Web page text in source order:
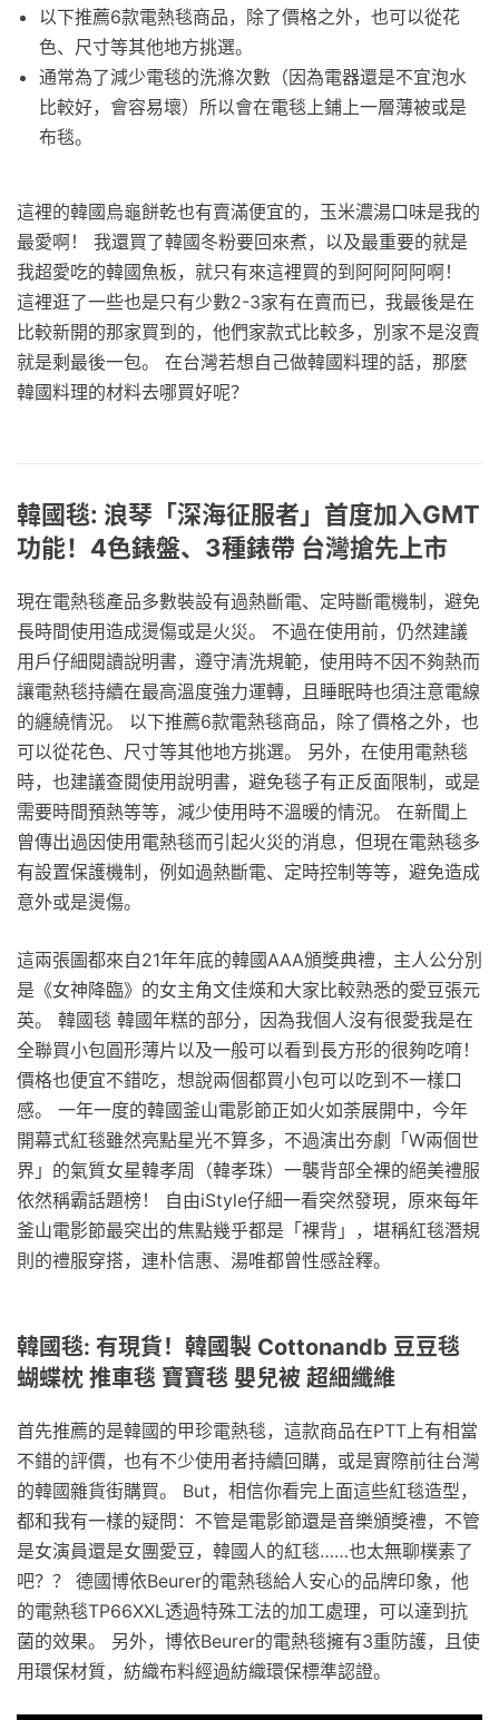
以下推薦6款電熱毯商品，除了價格之外，也可以從花
色、尺寸等其他地方挑選。
通常為了減少電毯的洗滌次數（因為電器還是不宜泡水
比較好，會容易壞）所以會在電毯上鋪上一層薄被或是
布毯。
這裡的韓國烏龜餅乾也有賣滿便宜的，玉米濃湯口味是我的
最愛啊！ 我還買了韓國冬粉要回來煮，以及最重要的就是
我超愛吃的韓國魚板，就只有來這裡買的到阿阿阿阿啊！
這裡逛了一些也是只有少數2-3家有在賣而已，我最後是在
比較新開的那家買到的，他們家款式比較多，別家不是沒賣
就是剩最後一包。 在台灣若想自己做韓國料理的話，那麼
韓國料理的材料去哪買好呢？
韓國毯: 浪琴「深海征服者」首度加入GMT
功能！4色錶盤、3種錶帶 台灣搶先上市
現在電熱毯產品多數裝設有過熱斷電、定時斷電機制，避免
長時間使用造成燙傷或是火災。 不過在使用前，仍然建議
用戶仔細閱讀說明書，遵守清洗規範，使用時不因不夠熱而
讓電熱毯持續在最高溫度強力運轉，且睡眠時也須注意電線
的纏繞情況。 以下推薦6款電熱毯商品，除了價格之外，也
可以從花色、尺寸等其他地方挑選。 另外，在使用電熱毯
時，也建議查閱使用說明書，避免毯子有正反面限制，或是
需要時間預熱等等，減少使用時不溫暖的情況。 在新聞上
曾傳出過因使用電熱毯而引起火災的消息，但現在電熱毯多
有設置保護機制，例如過熱斷電、定時控制等等，避免造成
意外或是燙傷。
這兩張圖都來自21年年底的韓國AAA頒獎典禮，主人公分別
是《女神降臨》的女主角文佳煐和大家比較熟悉的愛豆張元
英。 韓國毯 韓國年糕的部分，因為我個人沒有很愛我是在
全聯買小包圓形薄片以及一般可以看到長方形的很夠吃唷！
價格也便宜不錯吃，想說兩個都買小包可以吃到不一樣口
感。 一年一度的韓國釜山電影節正如火如荼展開中，今年
開幕式紅毯雖然亮點星光不算多，不過演出夯劇「W兩個世
界」的氣質女星韓孝周（韓孝珠）一襲背部全裸的絕美禮服
依然稱霸話題榜！ 自由iStyle仔細一看突然發現，原來每年
釜山電影節最突出的焦點幾乎都是「裸背」，堪稱紅毯潛規
則的禮服穿搭，連朴信惠、湯唯都曾性感詮釋。
韓國毯: 有現貨！韓國製 Cottonandb 豆豆毯
蝴蝶枕 推車毯 寶寶毯 嬰兒被 超細纖維
首先推薦的是韓國的甲珍電熱毯，這款商品在PTT上有相當
不錯的評價，也有不少使用者持續回購，或是實際前往台灣
的韓國雜貨街購買。 But，相信你看完上面這些紅毯造型，
都和我有一樣的疑問：不管是電影節還是音樂頒獎禮，不管
是女演員還是女團愛豆，韓國人的紅毯……也太無聊樸素了
吧？？ 德國博依Beurer的電熱毯給人安心的品牌印象，他
的電熱毯TP66XXL透過特殊工法的加工處理，可以達到抗
菌的效果。 另外，博依Beurer的電熱毯擁有3重防護，且使
用環保材質，紡織布料經過紡織環保標準認證。